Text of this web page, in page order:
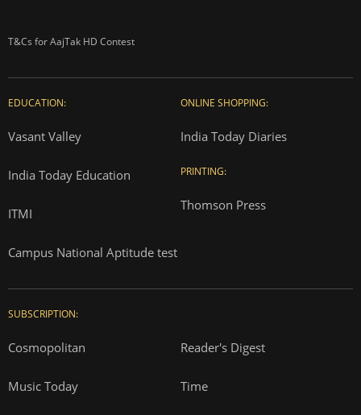
T&Cs for AajTak HD Contest
EDUCATION:
Vasant Valley
India Today Education
ITMI
Campus National Aptitude test
ONLINE SHOPPING:
India Today Diaries
PRINTING:
Thomson Press
SUBSCRIPTION:
Cosmopolitan Reader's Digest
Music Today Time